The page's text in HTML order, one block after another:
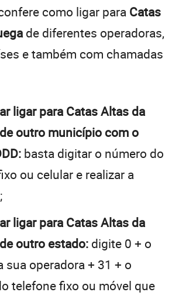
como ligar para Catas
de diferentes operadoras,
e também com chamadas
ligar para Catas Altas da
outro município com o
basta digitar o número do
ou celular e realizar a
ligar para Catas Altas da
outro estado: digite 0 + o
sua operadora + 31 + o
telefone fixo ou móvel que